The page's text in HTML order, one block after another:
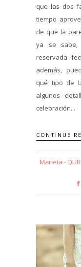
que las dos
tiempo
de que la
ya se sabe,
reservada
además,
qué tipo de
algunos
celebración...
CONTINUE
Marieta -